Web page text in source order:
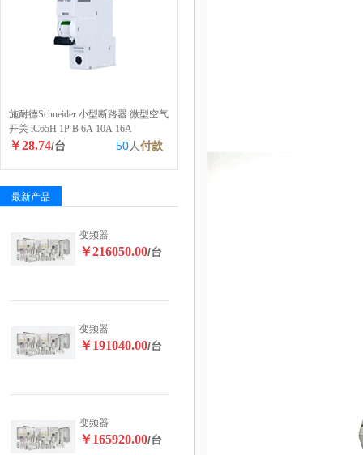
施耐德Schneider 小型断路器 微型空气
开关 iC65H 1P B 6A 10A 16A
￥28.74/台 50人付款
最新产品
变频器
￥216050.00/台
变频器
￥191040.00/台
变频器
￥165920.00/台